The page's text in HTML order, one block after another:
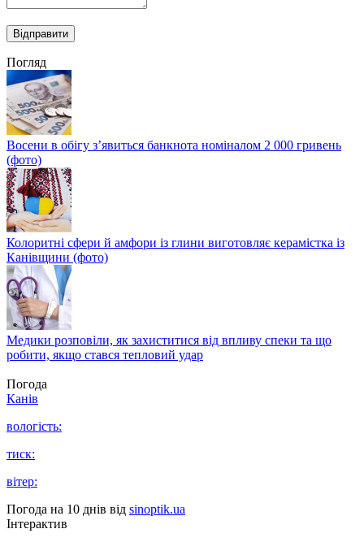
Погляд
Восени в обігу з’явиться банкнота номіналом 2 000 гривень
(фото)
Колоритні сфери й амфори із глини виготовляє керамістка із
Канівщини (фото)
Медики розповіли, як захиститися від впливу спеки та що
робити, якщо стався тепловий удар
Погода
Канів
вологість:
тиск:
вітер:
Погода на 10 днів від sinoptik.ua
Інтерактив